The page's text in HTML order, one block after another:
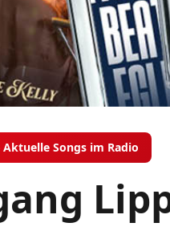
Aktuelle Songs im Radio